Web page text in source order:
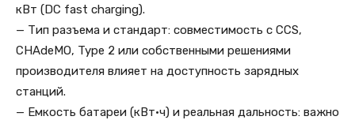
кВт (DC fast charging).
— Тип разъема и стандарт: совместимость с CCS,
CHAdeMO, Type 2 или собственными решениями
производителя влияет на доступность зарядных
станций.
— Емкость батареи (кВт·ч) и реальная дальность: важно